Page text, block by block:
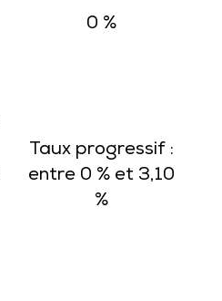
0 %
Taux progressif :
entre 0 % et 3,10
%